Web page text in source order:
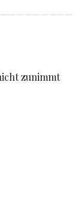
zunimmt